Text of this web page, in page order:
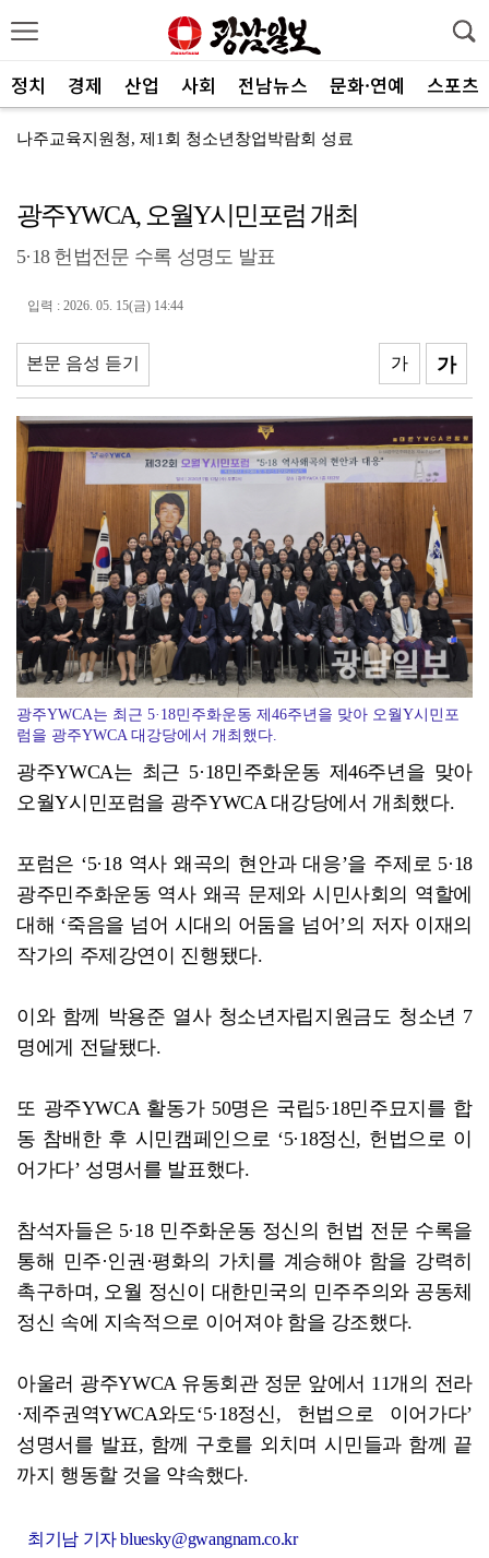
정치 경제 산업 사회 전남뉴스 문화·연예 스포츠
나주교육지원청, 제1회 청소년창업박람회 성료
전남광주 관광 매력 사진에 담는다
전남광주특별시, 체류형 산림관광 키운다
중기부, 지방소멸 대응 유공자 찾는다
광산구자원봉사센터, 폭염 대응 통합자원지원단 활동
SOOP 수퍼스, 고의정·서지혜 영입…전력 보강
광주자치경찰, ‘제11기 청년 서포터즈’ 112명 모집
전남광주통합특별시, 부시장 인사청문 앞서 관련 조례 정...
광주YWCA, 오월Y시민포럼 개최
5·18 헌법전문 수록 성명도 발표
입력 : 2026. 05. 15(금) 14:44
본문 음성 듣기 가
가
광주YWCA는 최근 5·18민주화운동 제46주년을 맞아 오월Y시민포
럼을 광주YWCA 대강당에서 개최했다.
광주YWCA는 최근 5·18민주화운동 제46주년을 맞아
오월Y시민포럼을 광주YWCA 대강당에서 개최했다.
포럼은 ‘5·18 역사 왜곡의 현안과 대응’을 주제로 5·18
광주민주화운동 역사 왜곡 문제와 시민사회의 역할에
대해 ‘죽음을 넘어 시대의 어둠을 넘어’의 저자 이재의
작가의 주제강연이 진행됐다.
이와 함께 박용준 열사 청소년자립지원금도 청소년 7
명에게 전달됐다.
또 광주YWCA 활동가 50명은 국립5·18민주묘지를 합
동 참배한 후 시민캠페인으로 ‘5·18정신, 헌법으로 이
어가다’ 성명서를 발표했다.
참석자들은 5·18 민주화운동 정신의 헌법 전문 수록을
통해 민주·인권·평화의 가치를 계승해야 함을 강력히
촉구하며, 오월 정신이 대한민국의 민주주의와 공동체
정신 속에 지속적으로 이어져야 함을 강조했다.
아울러 광주YWCA 유동회관 정문 앞에서 11개의 전라
·제주권역YWCA와도‘5·18정신, 헌법으로 이어가다’
성명서를 발표, 함께 구호를 외치며 시민들과 함께 끝
까지 행동할 것을 약속했다.
최기남 기자 bluesky@gwangnam.co.kr